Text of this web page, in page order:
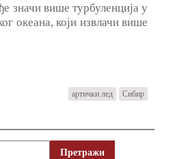
значи више турбуленција у
океана, који извлачи више
артички лед Сибир